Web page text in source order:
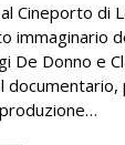
Cineporto di
immaginario
De Donno e